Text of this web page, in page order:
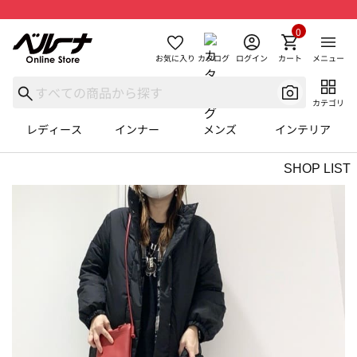
お気に入り カタログ ログイン カート
0
メニュー
カテゴリ
レディース インナー メンズ インテリア
SHOP LIST